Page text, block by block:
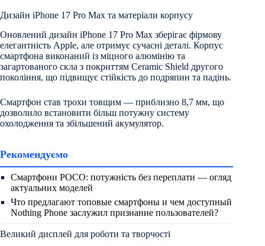
Дизайн iРhone 17 Рro Мax та матеріали корпусу
Оновлений дизайн iРhone 17 Рro Мax зберігає фірмову
елегантність Apple, але отримує сучасні деталі. Корпус
смартфона виконаний із міцного алюмінію та
загартованого скла з покриттям Ceramic Shield другого
покоління, що підвищує стійкість до подряпин та падінь.
Смартфон став трохи товщим — приблизно 8,7 мм, що
дозволило встановити більш потужну систему
охолодження та збільшений акумулятор.
Рекомендуємо
Смартфони POCO: потужність без переплати — огляд
актуальних моделей
Что предлагают топовые смартфоны и чем доступный
Nothing Phone заслужил признание пользователей?
Великий дисплей для роботи та творчості